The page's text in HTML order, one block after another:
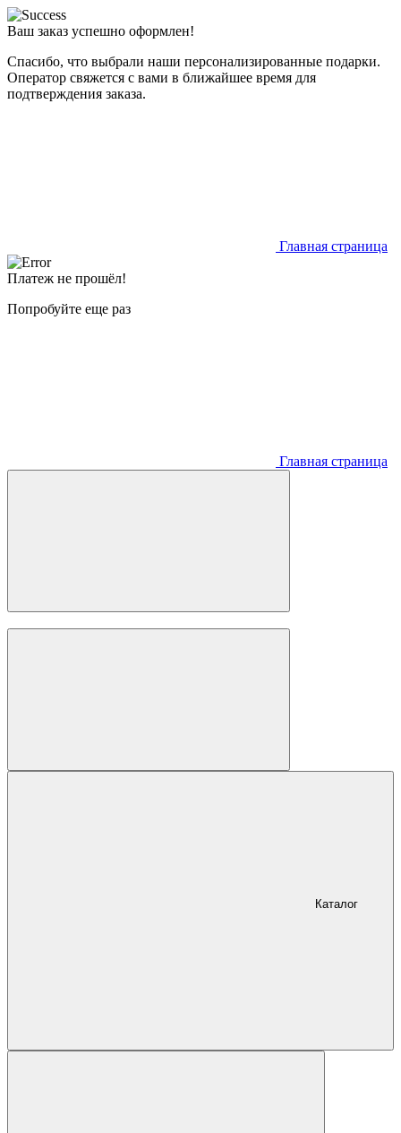
Ваш заказ успешно оформлен!
Спасибо, что выбрали наши персонализированные подарки.
Оператор свяжется с вами в ближайшее время для
подтверждения заказа.
Главная страница
Платеж не прошёл!
Попробуйте еще раз
Главная страница
Каталог